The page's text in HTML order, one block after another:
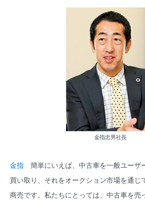
金指忠男社長
金指 簡単にいえば、中古車を一般ユーザ
買い取り、それをオークション市場を通じ
商売です。私たちにとっては、中古車を売